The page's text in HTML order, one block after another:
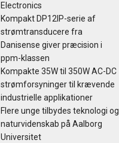
Electronics
Kompakt DP12IP-serie af
strømtransducere fra
Danisense giver præcision i
ppm-klassen
Kompakte 35W til 350W AC-DC
strømforsyninger til krævende
industrielle applikationer
Flere unge tilbydes teknologi og
naturvidenskab på Aalborg
Universitet